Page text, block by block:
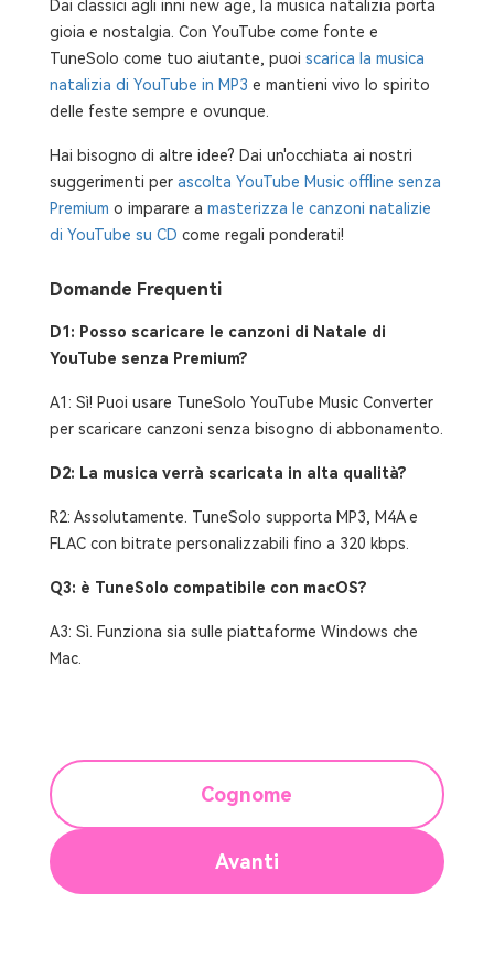
Dai classici agli inni new age, la musica natalizia porta
gioia e nostalgia. Con YouTube come fonte e
TuneSolo come tuo aiutante, puoi scarica la musica
natalizia di YouTube in MP3 e mantieni vivo lo spirito
delle feste sempre e ovunque.
Hai bisogno di altre idee? Dai un'occhiata ai nostri
suggerimenti per ascolta YouTube Music offline senza
Premium o imparare a masterizza le canzoni natalizie
di YouTube su CD come regali ponderati!
Domande Frequenti
D1: Posso scaricare le canzoni di Natale di
YouTube senza Premium?
A1: Sì! Puoi usare TuneSolo YouTube Music Converter
per scaricare canzoni senza bisogno di abbonamento.
D2: La musica verrà scaricata in alta qualità?
R2: Assolutamente. TuneSolo supporta MP3, M4A e
FLAC con bitrate personalizzabili fino a 320 kbps.
Q3: è TuneSolo compatibile con macOS?
A3: Sì. Funziona sia sulle piattaforme Windows che
Mac.
Cognome
Avanti